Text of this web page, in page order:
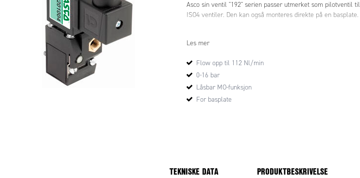
Asco sin ventil "192" serien passer utmerket som pilotventil til
ISO4 ventiler. Den kan også monteres direkte på en basplate.
Les mer
Flow opp til 112 Nl/min
0-16 bar
Låsbar MO-funksjon
For basplate
TEKNISKE DATA PRODUKTBESKRIVELSE